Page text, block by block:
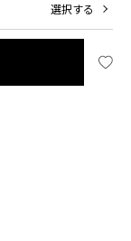
選択する